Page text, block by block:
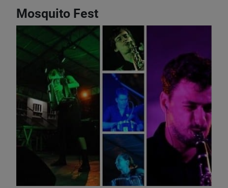
Mosquito Fest